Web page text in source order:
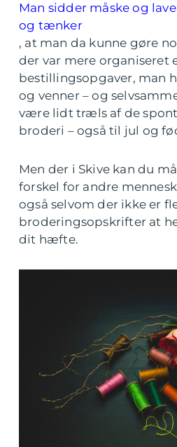
Man sidder måske og
og tænker
, at man da kunne gøre
der var mere organiseret
bestillingsopgaver, man
og venner – og
være lidt træls af de
broderi – også til jul og
Men der i Skive kan du
forskel for andre
også selvom der ikke er
broderingsopskrifter at
dit hæfte.